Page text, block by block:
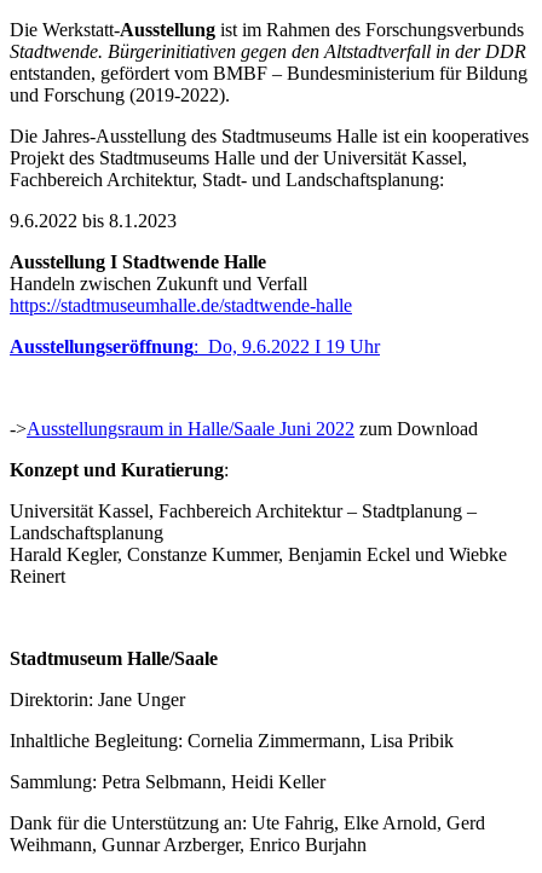
Die Werkstatt-Ausstellung ist im Rahmen des Forschungsverbunds
Stadtwende. Bürgerinitiativen gegen den Altstadtverfall in der DDR
entstanden, gefördert vom BMBF – Bundesministerium für Bildung
und Forschung (2019-2022).
Die Jahres-Ausstellung des Stadtmuseums Halle ist ein kooperatives
Projekt des Stadtmuseums Halle und der Universität Kassel,
Fachbereich Architektur, Stadt- und Landschaftsplanung:
9.6.2022 bis 8.1.2023
Ausstellung I Stadtwende Halle
Handeln zwischen Zukunft und Verfall
https://stadtmuseumhalle.de/stadtwende-halle
Ausstellungseröffnung: Do, 9.6.2022 I 19 Uhr
->Ausstellungsraum in Halle/Saale Juni 2022 zum Download
Konzept und Kuratierung:
Universität Kassel, Fachbereich Architektur – Stadtplanung –
Landschaftsplanung
Harald Kegler, Constanze Kummer, Benjamin Eckel und Wiebke
Reinert
Stadtmuseum Halle/Saale
Direktorin: Jane Unger
Inhaltliche Begleitung: Cornelia Zimmermann, Lisa Pribik
Sammlung: Petra Selbmann, Heidi Keller
Dank für die Unterstützung an: Ute Fahrig, Elke Arnold, Gerd
Weihmann, Gunnar Arzberger, Enrico Burjahn